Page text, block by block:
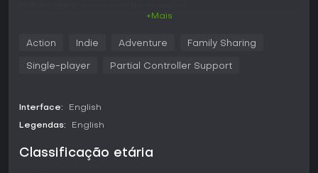
Em Mohrta, o ciclo principal gira em torno de exploração e
combate em cinco dimensões vastas, cada uma com temas
derrotados. As armas são peça central do sistema, com um
vasto arsenal disponível para aquisição e melhorias que
preferido. Interações com NPCs trazem profundidade, com
+Mais
Action Indie Adventure Family Sharing
Single-player Partial Controller Support
Interface: English
Legendas: English
Classificação etária